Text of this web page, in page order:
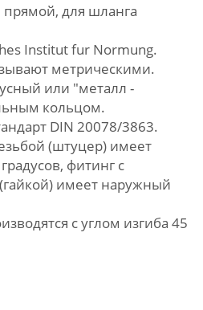
для шланга
Institut fur Normung.
метрическими.
или "металл -
кольцом.
DIN 20078/3863.
(штуцер) имеет
фитинг с
имеет наружный
с углом изгиба 45